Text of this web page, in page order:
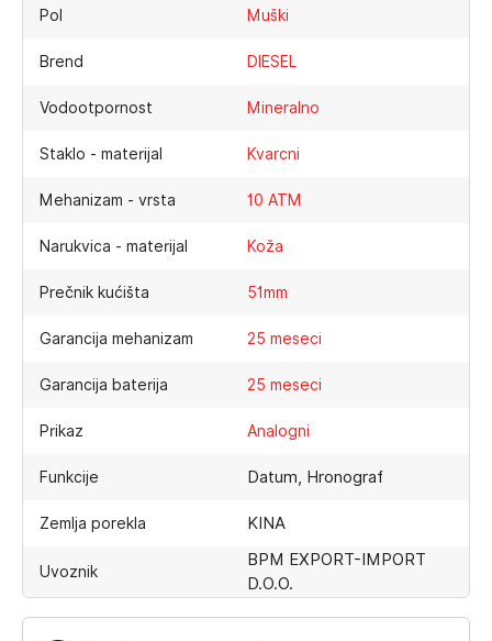
Pol Muški
Brend DIESEL
Vodootpornost Mineralno
Staklo - materijal Kvarcni
Mehanizam - vrsta 10 ATM
Narukvica - materijal Koža
Prečnik kućišta 51mm
Garancija mehanizam 25 meseci
Garancija baterija 25 meseci
Prikaz Analogni
Funkcije Datum, Hronograf
Zemlja porekla KINA
Uvoznik
BPM EXPORT-IMPORT
D.O.O.